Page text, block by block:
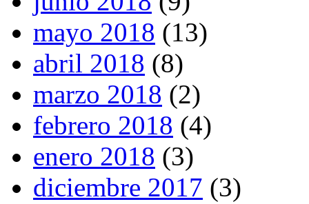
mayo 2018 (13)
abril 2018 (8)
marzo 2018 (2)
febrero 2018 (4)
enero 2018 (3)
diciembre 2017 (3)